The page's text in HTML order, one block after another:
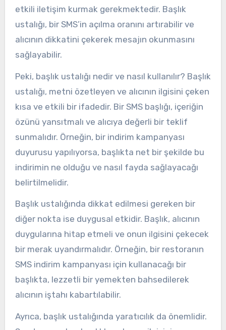
etkili iletişim kurmak gerekmektedir. Başlık
ustalığı, bir SMS’in açılma oranını artırabilir ve
alıcının dikkatini çekerek mesajın okunmasını
sağlayabilir.
Peki, başlık ustalığı nedir ve nasıl kullanılır? Başlık
ustalığı, metni özetleyen ve alıcının ilgisini çeken
kısa ve etkili bir ifadedir. Bir SMS başlığı, içeriğin
özünü yansıtmalı ve alıcıya değerli bir teklif
sunmalıdır. Örneğin, bir indirim kampanyası
duyurusu yapılıyorsa, başlıkta net bir şekilde bu
indirimin ne olduğu ve nasıl fayda sağlayacağı
belirtilmelidir.
Başlık ustalığında dikkat edilmesi gereken bir
diğer nokta ise duygusal etkidir. Başlık, alıcının
duygularına hitap etmeli ve onun ilgisini çekecek
bir merak uyandırmalıdır. Örneğin, bir restoranın
SMS indirim kampanyası için kullanacağı bir
başlıkta, lezzetli bir yemekten bahsedilerek
alıcının iştahı kabartılabilir.
Ayrıca, başlık ustalığında yaratıcılık da önemlidir.